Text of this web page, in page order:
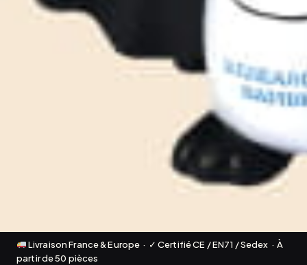
Livraison France & Europe · ✓ Certifié CE / EN71 / Sedex · À
partir de 50 pièces